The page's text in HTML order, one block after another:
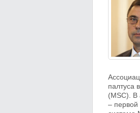
палтуса
(MSC). В
– первой